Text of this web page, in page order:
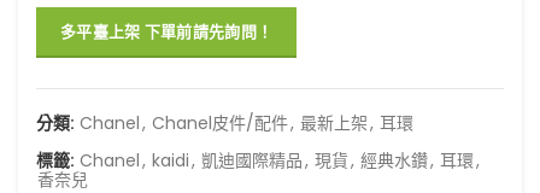
多平臺上架 下單前請先詢問！
分類: Chanel, Chanel皮件/配件, 最新上架, 耳環
標籤: Chanel, kaidi, 凱迪國際精品, 現貨, 經典水鑽, 耳環,
香奈兒